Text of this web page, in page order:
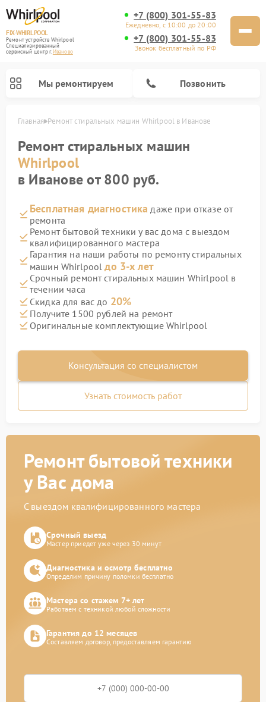
FIX-WHIRLPOOL
Ремонт устройств Whirlpool
Специализированный
cервисный центр г.Иваново
+7 (800) 301-55-83
Ежедневно, с 10:00 до 20:00
+7 (800) 301-55-83
Звонок бесплатный по РФ
Мы ремонтируем Позвонить
Главная Ремонт стиральных машин Whirlpool в Иванове
Ремонт стиральных машин
Whirlpool
в Иванове от 800 руб.
Бесплатная диагностика даже при отказе от
ремонта
Ремонт бытовой техники у вас дома с выездом
квалифицированного мастера
Гарантия на наши работы по ремонту стиральных
машин Whirlpoolдо 3-х лет
Срочный ремонт стиральных машин Whirlpool в
течении часа
Скидка для вас до 20%
Получите 1500 рублей на ремонт
Оригинальные комплектующие Whirlpool
Консультация со специалистом
Узнать стоимость работ
Ремонт бытовой техники
у Вас дома
С выездом квалифицированного мастера
Срочный выезд
Мастер приедет уже через 30 минут
Диагностика и осмотр бесплатно
Определим причину поломки бесплатно
Мастера со стажем 7+ лет
Работаем с техникой любой сложности
Гарантия до 12 месяцев
Составляем договор, предоставляем гарантию